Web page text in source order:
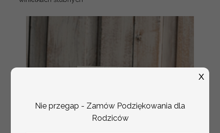
Nie przegap - Zamów Podziękowania dla
Rodziców
X